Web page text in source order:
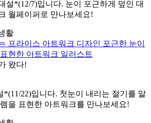
설*(12/7)입니다. 눈이 포근하게 덮인 대
월페이퍼로 만나보세요!
활
왔다!
*(11/22)입니다. 첫눈이 내리는 절기를 알
을 표현한 아트워크를 만나보세요!